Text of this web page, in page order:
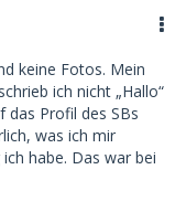
keine Fotos. Mein
ich nicht „Hallo“
das Profil des SBs
was ich mir
habe. Das war bei